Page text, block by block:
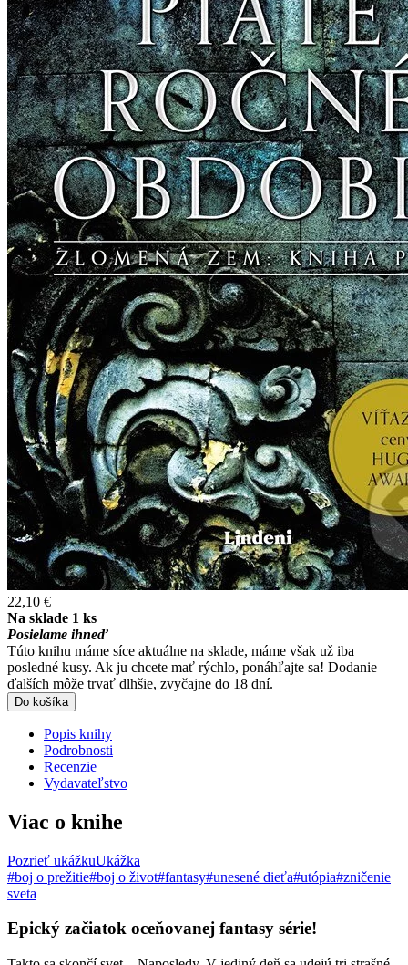
22,10 €
Na sklade 1 ks
Posielame ihneď
Túto knihu máme síce aktuálne na sklade, máme však už iba
posledné kusy. Ak ju chcete mať rýchlo, ponáhľajte sa! Dodanie
ďalších môže trvať dlhšie, zvyčajne do 18 dní.
Do košíka
Popis knihy
Podrobnosti
Recenzie
Vydavateľstvo
Viac o knihe
Pozrieť ukážkuUkážka
#boj o prežitie#boj o život#fantasy#unesené dieťa#utópia#zničenie
sveta
Epický začiatok oceňovanej fantasy série!